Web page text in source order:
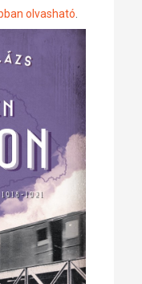
olvasható.